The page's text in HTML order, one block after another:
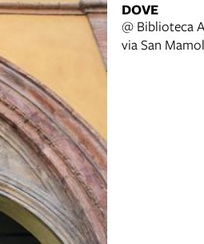
DOVE
@ Biblioteca
via San